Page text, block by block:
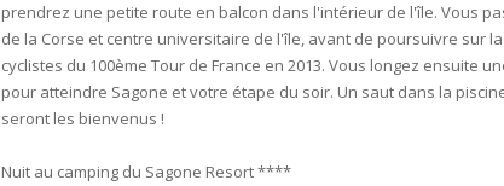
prendrez une petite route en balcon dans l'intérieur de l'île. Vous
de la Corse et centre universitaire de l'île, avant de poursuivre sur
cyclistes du 100ème Tour de France en 2013. Vous longez ensuite
pour atteindre Sagone et votre étape du soir. Un saut dans la
seront les bienvenus !
Nuit au camping du Sagone Resort ****